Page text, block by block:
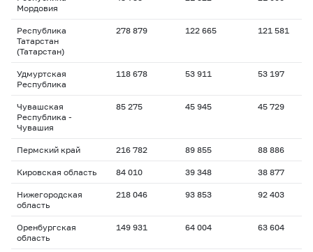
Мордовия
Республика
Татарстан
(Татарстан)
278 879 122 665 121 581
Удмуртская
Республика
118 678 53 911 53 197
Чувашская
Республика -
Чувашия
85 275 45 945 45 729
Пермский край 216 782 89 855 88 886
Кировская область 84 010 39 348 38 877
Нижегородская
область
218 046 93 853 92 403
Оренбургская
область
149 931 64 004 63 604